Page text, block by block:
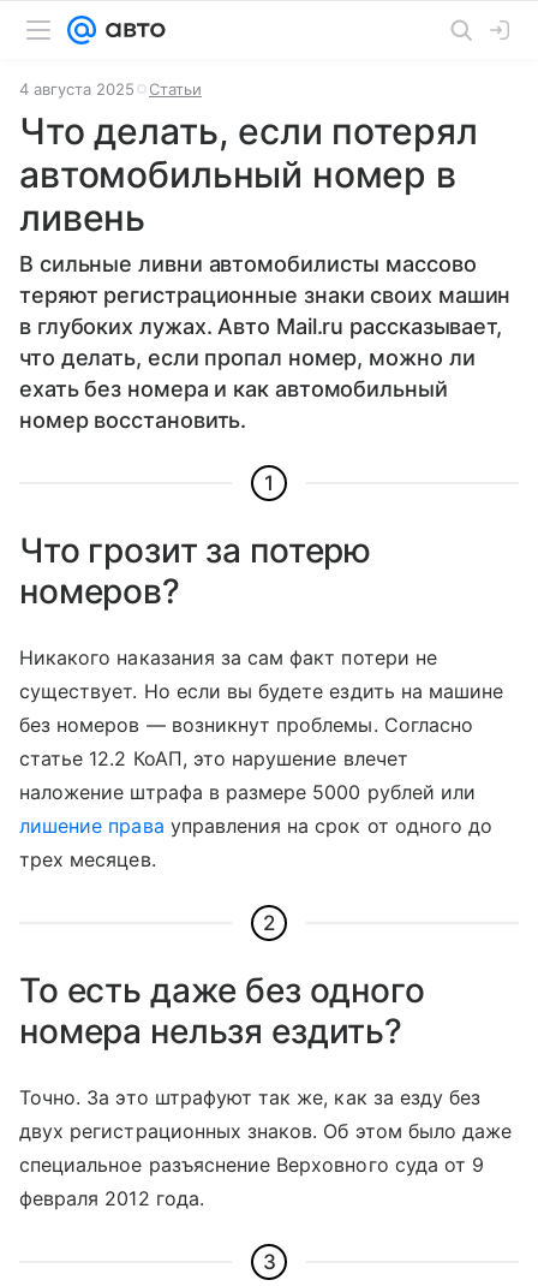
4 августа 2025 Статьи
Что делать, если потерял
автомобильный номер в
ливень
В сильные ливни автомобилисты массово
теряют регистрационные знаки своих машин
в глубоких лужах. Авто Mail.ru рассказывает,
что делать, если пропал номер, можно ли
ехать без номера и как автомобильный
номер восстановить.
1
Что грозит за потерю
номеров?
Никакого наказания за сам факт потери не
существует. Но если вы будете ездить на машине
без номеров — возникнут проблемы. Согласно
статье 12.2 КоАП, это нарушение влечет
наложение штрафа в размере 5000 рублей или
лишение права управления на срок от одного до
трех месяцев.
2
То есть даже без одного
номера нельзя ездить?
Точно. За это штрафуют так же, как за езду без
двух регистрационных знаков. Об этом было даже
специальное разъяснение Верховного суда от 9
февраля 2012 года.
3